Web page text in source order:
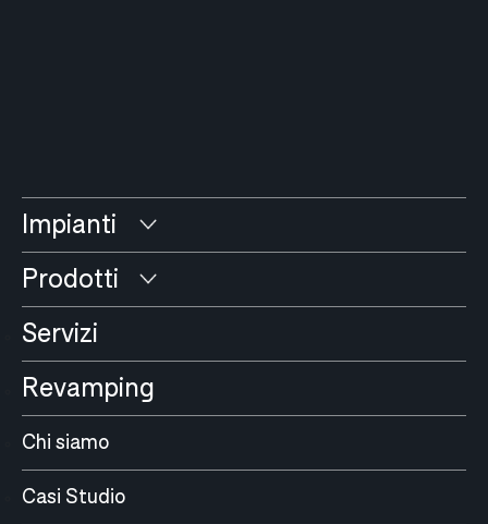
Impianti
Prodotti
Servizi
Revamping
Chi siamo
Casi Studio